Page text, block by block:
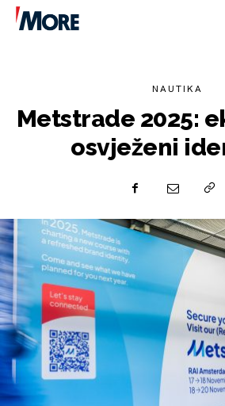
SPORT
PLOVILA
PLOVIDBA
SPIZA
VELIKE PRIČE
NAUTIKA
Metstrade 2025:
osvježeni